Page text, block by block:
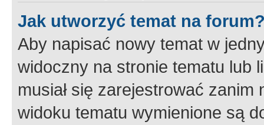
Jak utworzyć temat na
Aby napisać nowy temat w
widoczny na stronie tematu lub
musiał się zarejestrować
widoku tematu wymienione są